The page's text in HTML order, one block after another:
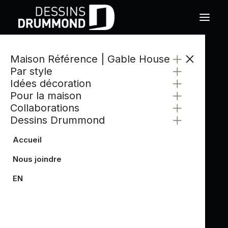
Maison Référence | Gable House
Par style
Idées décoration
Pour la maison
Collaborations
Dessins Drummond
Accueil
Nous joindre
EN